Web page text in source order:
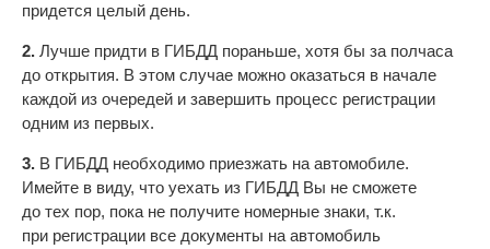
придется целый день.
2. Лучше придти в ГИБДД пораньше, хотя бы за полчаса
до открытия. В этом случае можно оказаться в начале
каждой из очередей и завершить процесс регистрации
одним из первых.
3. В ГИБДД необходимо приезжать на автомобиле.
Имейте в виду, что уехать из ГИБДД Вы не сможете
до тех пор, пока не получите номерные знаки, т.к.
при регистрации все документы на автомобиль